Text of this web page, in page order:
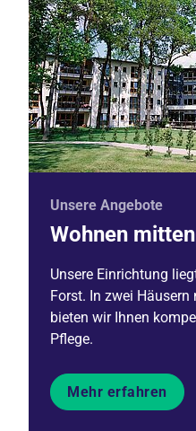
Unsere Angebote
Wohnen
Unsere Einrichtung
Forst. In zwei
bieten wir Ihnen
Pflege.
Mehr erfahren